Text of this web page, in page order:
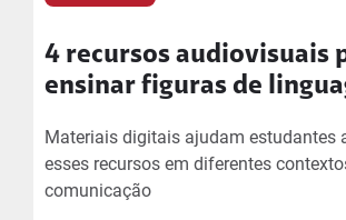
4 recursos audiovisuais
ensinar figuras de
Materiais digitais ajudam estudantes
esses recursos em diferentes
comunicação